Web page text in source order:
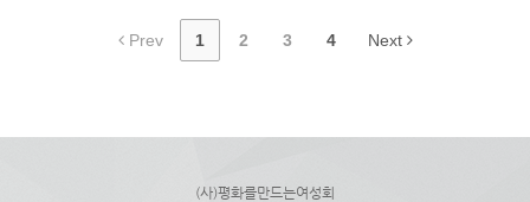
Prev 1 2 3 4 Next
(사)평화를만드는여성회